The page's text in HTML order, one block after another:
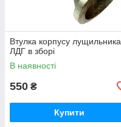
Втулка корпусу лущильника
ЛДГ в зборі
В наявності
550 ₴
Купити